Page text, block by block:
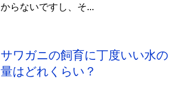
からないですし、そ...
サワガニの飼育に丁度いい水の
量はどれくらい？